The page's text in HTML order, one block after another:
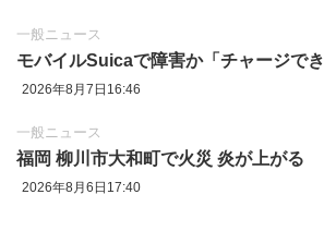
一般ニュース
モバイルSuicaで障害か「チャージでき
2026年8月7日16:46
一般ニュース
福岡 柳川市大和町で火災 炎が上がる
2026年8月6日17:40